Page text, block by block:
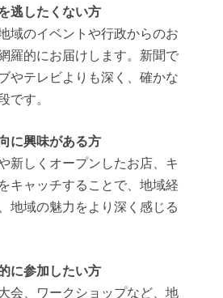
逃したくない方
域のイベントや行政からのお
羅的にお届けします。新聞で
やテレビよりも深く、確かな
です。
に興味がある方
新しくオープンしたお店、キ
キャッチすることで、地域経
地域の魅力をより深く感じる
に参加したい方
会、ワークショップなど、地